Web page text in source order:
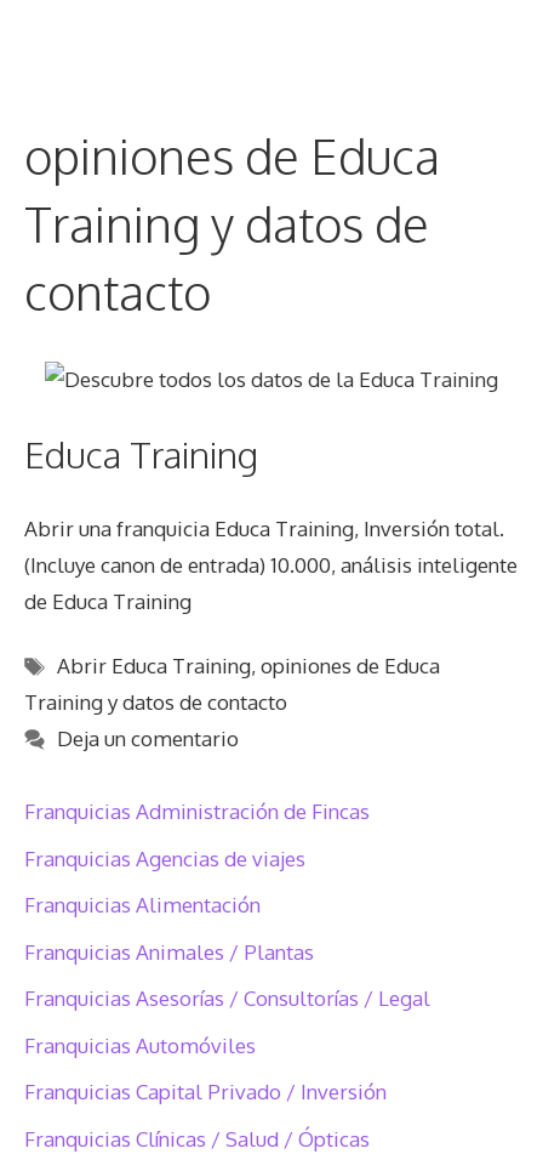
opiniones de Educa
Training y datos de
contacto
Educa Training
Abrir una franquicia Educa Training, Inversión total.
(Incluye canon de entrada) 10.000, análisis inteligente
de Educa Training
Etiquetas
Abrir Educa Training,opiniones de Educa
Training y datos de contacto
Deja un comentario
Franquicias Administración de Fincas
Franquicias Agencias de viajes
Franquicias Alimentación
Franquicias Animales / Plantas
Franquicias Asesorías / Consultorías / Legal
Franquicias Automóviles
Franquicias Capital Privado / Inversión
Franquicias Clínicas / Salud / Ópticas